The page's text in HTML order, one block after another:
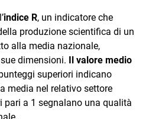
indice R, un indicatore che
produzione scientifica di un
alla media nazionale,
dimensioni. Il valore medio
superiori indicano
media nel relativo settore
pari a 1 segnalano una qualità